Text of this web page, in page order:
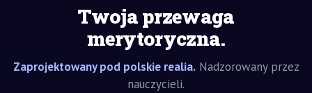
Twoja przewaga
merytoryczna.
Zaprojektowany pod polskie realia.Nadzorowany przez
nauczycieli.